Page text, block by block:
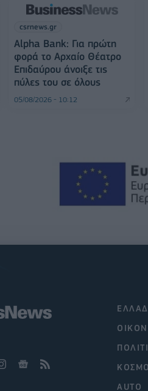
csrnews.gr
Alpha Bank: Για πρώτη
φορά το Αρχαίο Θέατρο
Επιδαύρου άνοιξε τις
πύλες του σε όλους
05/08/2026 - 10:12
AUTO